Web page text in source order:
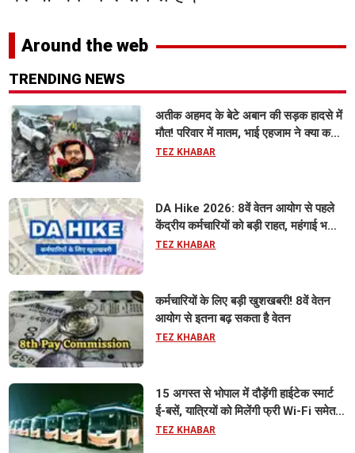
Around the web
TRENDING NEWS
अतीक अहमद के बेटे अबान की सड़क हादसे में
मौत! परिवार में मातम, भाई एहजाम ने क्या कहा?
जानिए पूरा मामला
TEZ KHABAR
DA Hike 2026: 8वें वेतन आयोग से पहले
केंद्रीय कर्मचारियों को बड़ी राहत, महंगाई भत्ता
63% होने की संभावना
TEZ KHABAR
कर्मचारियों के लिए बड़ी खुशखबरी! 8वें वेतन
आयोग से इतना बढ़ सकता है वेतन
TEZ KHABAR
15 अगस्त से भोपाल में दौड़ेंगी हाईटेक स्मार्ट
ई-बसें, यात्रियों को मिलेंगी फ्री Wi-Fi समेत
आधुनिक सुविधा
TEZ KHABAR